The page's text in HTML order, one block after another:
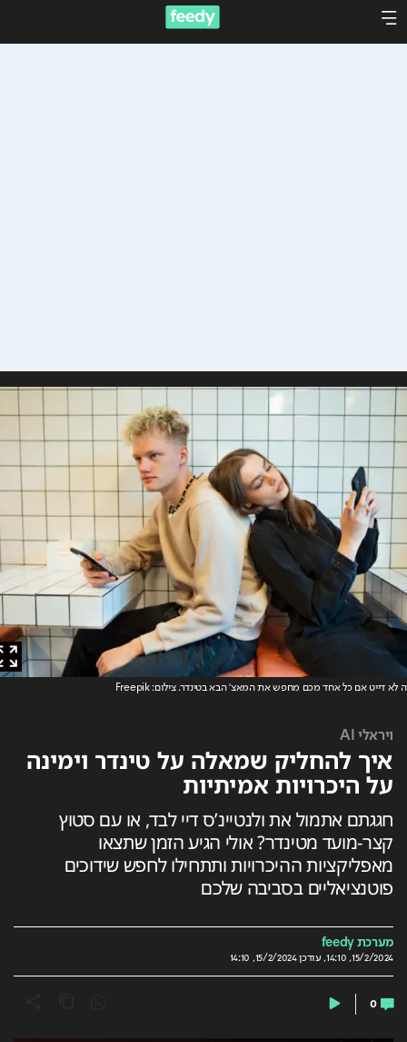
דייט אם כל אחד מכם מחפש את המאצ' הבא בטינדר. צילום: Freepik
ויראלי AI
איך להחליק שמאלה על טינדר וימינה
על היכרויות אמיתיות
חגגתם אתמול את ולנטיינ’ס דיי לבד, או עם סטוץ
קצר-מועד מטינדר? אולי הגיע הזמן שתצאו
מאפליקציות ההיכרויות ותתחילו לחפש שידוכים
פוטנציאליים בסביבה שלכם
מערכת feedy
15/2/2024, 14:10
,עודכן15/2/2024, 14:10
0